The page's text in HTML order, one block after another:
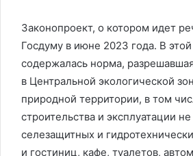
Законопроект, о котором идет
Госдуму в июне 2023 года. В
содержалась норма,
в Центральной экологической
природной территории, в том
строительства и эксплуатации
селезащитных и
и гостиниц, кафе, туалетов,